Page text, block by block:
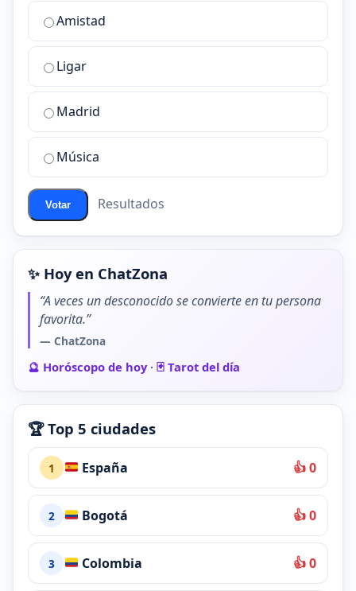
¿Cuál
la
mejor
sala
chat
ChatZona?
Amistad
Ligar
Madrid
Música
Votar Resultados
✨ Hoy en ChatZona
“A veces un desconocido se convierte en tu persona
favorita.”
— ChatZona
🔮 Horóscopo de hoy· 🃏 Tarot del día
🏆 Top 5 ciudades
1 España 👍 0
2 Bogotá 👍 0
3 Colombia 👍 0